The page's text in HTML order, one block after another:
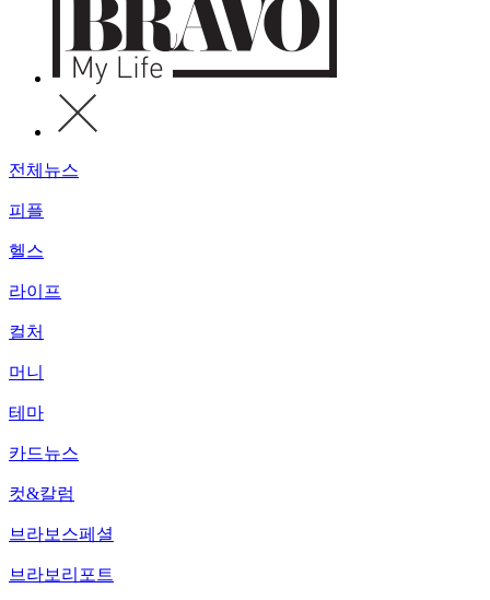
전체뉴스
피플
헬스
라이프
컬처
머니
테마
카드뉴스
컷&칼럼
브라보스페셜
브라보리포트